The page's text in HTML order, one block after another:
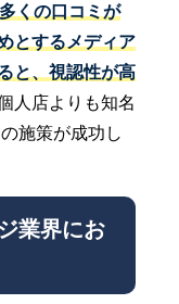
くの口コミが
とするメディア
と、視認性が高
人店よりも知名
施策が成功し
業界にお